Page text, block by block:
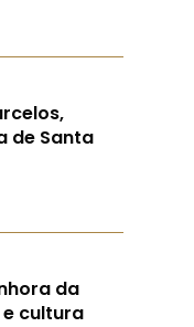
de Santa
da
cultura